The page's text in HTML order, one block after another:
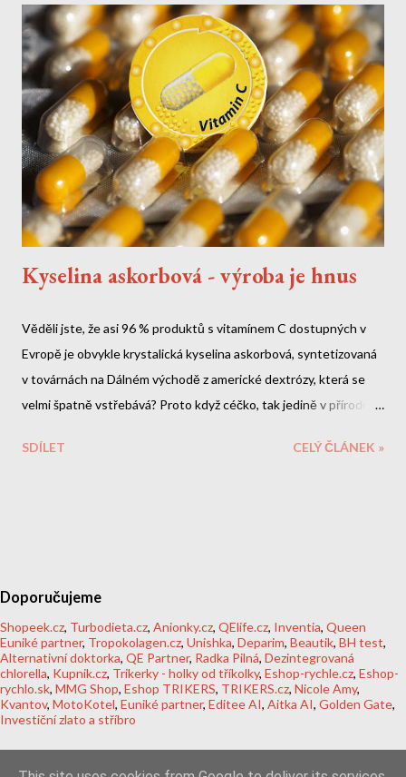
látku známou také jako toluen. Tato chemikálie: Je klasifikována
jako nervové činidlo Byla používána v biologické válce Může
způsobit nevratné poškození nervového systému Není uvedena
v příbalovém letáku Jak se toxin...
Kyselina askorbová - výroba je hnus
Věděli jste, že asi 96 % produktů s vitamínem C dostupných v
Evropě je obvykle krystalická kyselina askorbová, syntetizovaná
v továrnách na Dálném východě z americké dextrózy, která se
velmi špatně vstřebává? Proto když céčko, tak jedině v přírodní
SDÍLET
CELÝ ČLÁNEK »
Doporučujeme
Shopeek.cz, Turbodieta.cz, Anionky.cz, QElife.cz, Inventia, Queen
Euniké partner, Tropokolagen.cz, Unishka, Deparim, Beautik, BH test,
Alternativní doktorka, QE Partner, Radka Pilná, Dezintegrovaná
chlorella, Kupnik.cz, Trikerky - holky od tříkolky, Eshop-rychle.cz, Eshop-
rychlo.sk, MMG Shop, Eshop TRIKERS, TRIKERS.cz, Nicole Amy,
Kvantov, MotoKotel, Euniké partner, Editee AI, Aitka AI, Golden Gate,
Investiční zlato a stříbro